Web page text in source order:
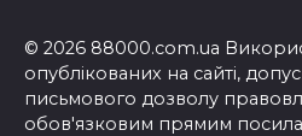
© 2026 88000.com.ua
опублікованих на сайті,
письмового дозволу
обов'язковим прямим